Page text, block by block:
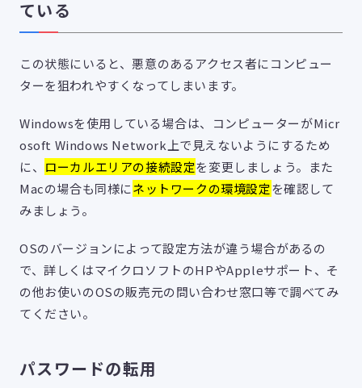
ている
この状態にいると、悪意のあるアクセス者にコンピュー
ターを狙われやすくなってしまいます。
Windowsを使用している場合は、コンピューターがMicr
osoft Windows Network上で見えないようにするため
に、 ローカルエリアの接続設定を変更しましょう。また
Macの場合も同様にネットワークの環境設定を確認して
みましょう。
OSのバージョンによって設定方法が違う場合があるの
で、詳しくはマイクロソフトのHPやAppleサポート、そ
の他お使いのOSの販売元の問い合わせ窓口等で調べてみ
てください。
パスワードの転用